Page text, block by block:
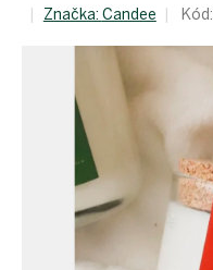
Akce
Zachraň
Přihlášení
Značka: Candee Kód: